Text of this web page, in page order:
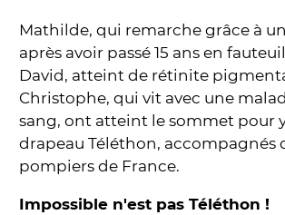
Mathilde, qui remarche grâce à
après avoir passé 15 ans en
David, atteint de rétinite
Christophe, qui vit avec une
sang, ont atteint le sommet pour
drapeau Téléthon, accompagnés
pompiers de France.
Impossible n'est pas Téléthon !